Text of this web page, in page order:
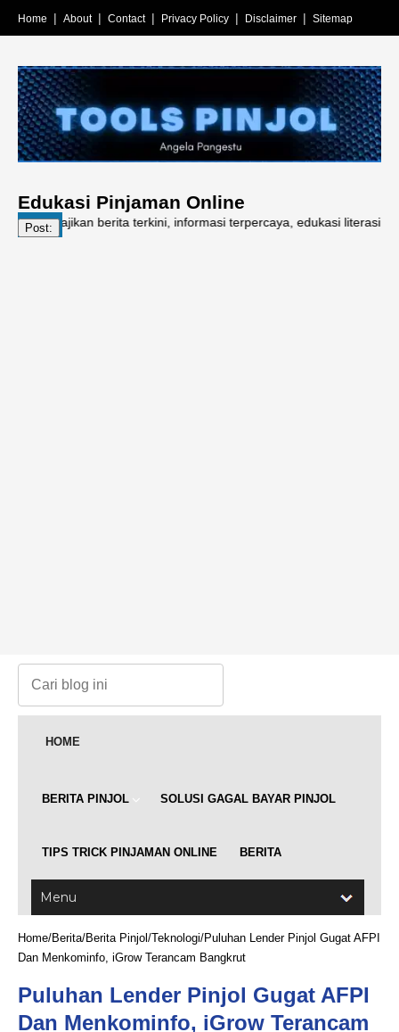
Home About Contact Privacy Policy Disclaimer Sitemap
Edukasi Pinjaman Online
Post:berita terkini, informasi terpercaya, edukasi literasi
HOME
BERITA PINJOL SOLUSI GAGAL BAYAR PINJOL
TIPS TRICK PINJAMAN ONLINE BERITA
Home/Berita/Berita Pinjol /Teknologi/Puluhan Lender Pinjol Gugat AFPI
Dan Menkominfo, iGrow Terancam Bangkrut
Puluhan Lender Pinjol Gugat AFPI
Dan Menkominfo, iGrow Terancam